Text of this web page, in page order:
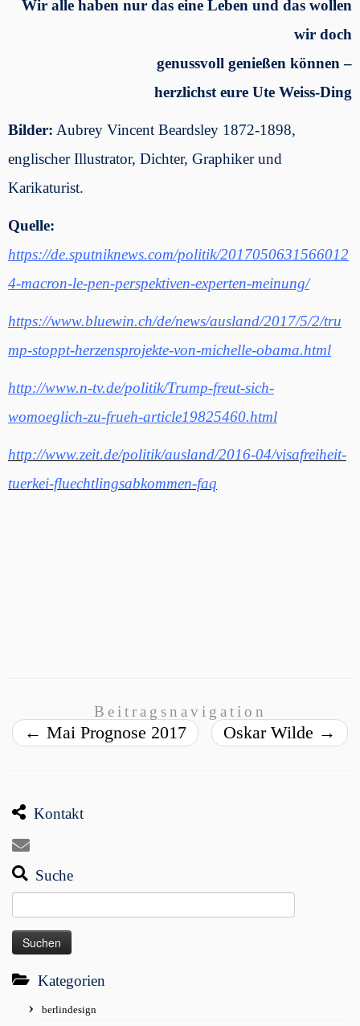
Wir alle haben nur das eine Leben und das wollen
wir doch
genussvoll genießen können –
herzlichst eure Ute Weiss-Ding
Bilder: Aubrey Vincent Beardsley 1872-1898,
englischer Illustrator, Dichter, Graphiker und
Karikaturist.
Quelle:
https://de.sputniknews.com/politik/2017050631566012
4-macron-le-pen-perspektiven-experten-meinung/
https://www.bluewin.ch/de/news/ausland/2017/5/2/tru
mp-stoppt-herzensprojekte-von-michelle-obama.html
http://www.n-tv.de/politik/Trump-freut-sich-
womoeglich-zu-frueh-article19825460.html
http://www.zeit.de/politik/ausland/2016-04/visafreiheit-
tuerkei-fluechtlingsabkommen-faq
Beitragsnavigation
← Mai Prognose 2017 Oskar Wilde →
Kontakt
Suche
nach:
Kategorien
berlindesign